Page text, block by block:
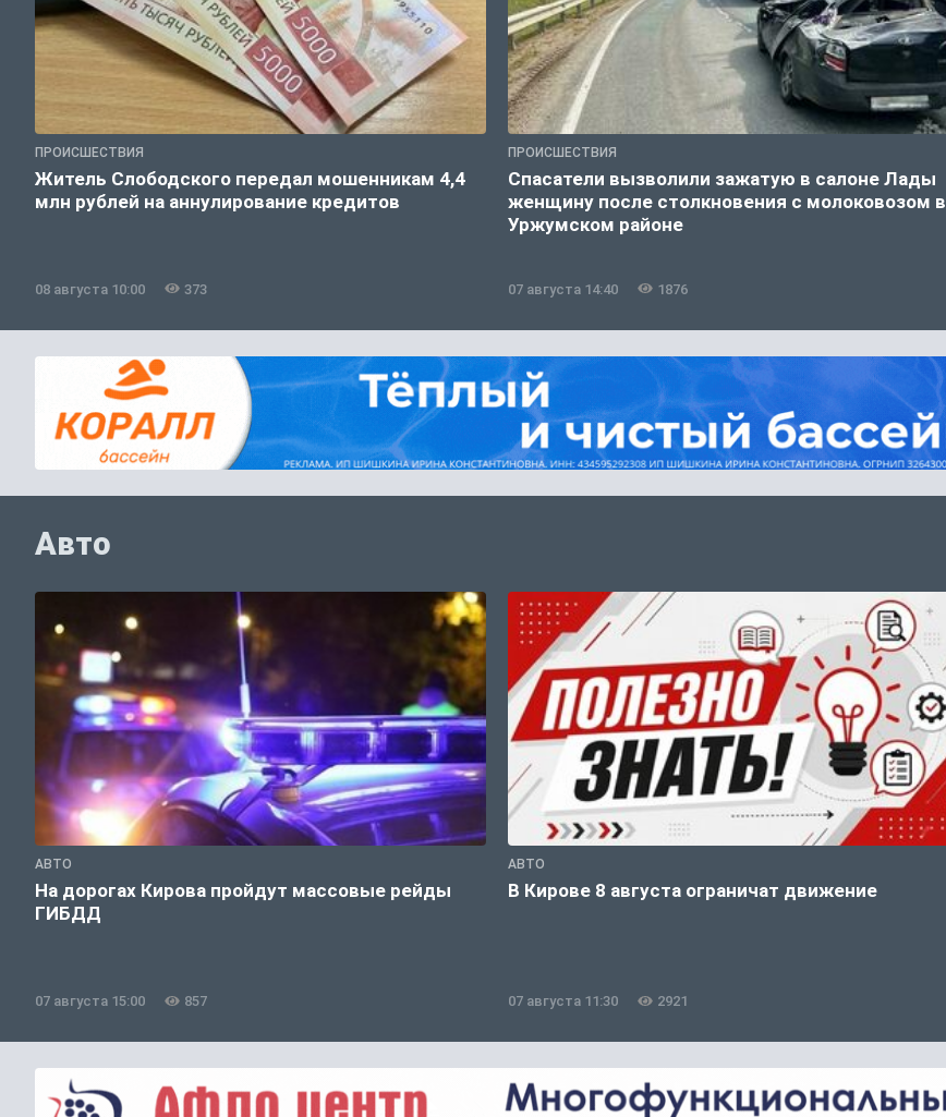
ПРОИСШЕСТВИЯ
Житель Слободского передал мошенникам 4,4
млн рублей на аннулирование кредитов
08 августа 10:00 373
ПРОИСШЕСТВИЯ
Спасатели вызволили зажатую в салоне Лады
женщину после столкновения с молоковозом в
Уржумском районе
07 августа 14:40 1876
Авто
АВТО
На дорогах Кирова пройдут массовые рейды
ГИБДД
07 августа 15:00 857
АВТО
В Кирове 8 августа ограничат движение
07 августа 11:30 2921